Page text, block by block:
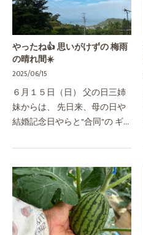
やったね👍 思いがけずの 梅雨
の晴れ間☀️
2025/06/15
６月１５日（日） 父の日三姉
妹からは、 先日来、母の日や
結婚記念日やらと"合同"の ギ
で、 栽培中のスイカメロンた
ちと お世話する農家の私たち
には、 梅雨の晴れ間ももら
え…